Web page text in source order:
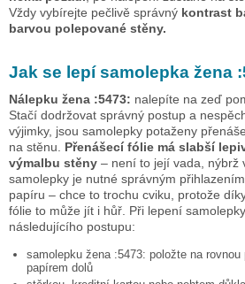
Vždy vybírejte pečlivě správný kontrast
barvou polepované stěny.
Jak se lepí samolepka žena
Nálepku žena :5473: nalepíte na zeď
Stačí dodržovat správný postup a
výjimky, jsou samolepky potaženy
na stěnu. Přenášecí fólie má slabší
výmalbu stěny – není to její vada, nýbrž
samolepky je nutné správným
papíru – chce to trochu cviku, protože
fólie to může jít i hůř. Při lepení samolepky
následujícího postupu:
samolepku žena :5473: položte na rovnou
papírem dolů